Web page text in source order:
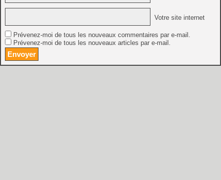
Votre site internet
Prévenez-moi de tous les nouveaux commentaires par e-mail.
Prévenez-moi de tous les nouveaux articles par e-mail.